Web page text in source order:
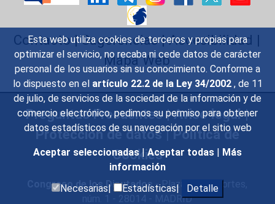
Esta web utiliza cookies de terceros y propias para
optimizar el servicio, no recaba ni cede datos de carácter
personal de los usuarios sin su conocimiento. Conforme a
lo dispuesto en el artículo 22.2 de la Ley 34/2002 , de 11
de julio, de servicios de la sociedad de la información y de
comercio electrónico, pedimos su permiso para obtener
datos estadísticos de su navegación por el sitio web
Aceptar seleccionadas | Aceptar todas | Más
información
Necesarias|
Estadísticas| Detalle
Contacto|Sugerencias|Accesibilidad |
Mapa Web
Preguntas Frecuentes|Aviso legal|
Protección de datos|Política de
Cookies
Congreso de los Diputados- Plaza de las Cortes,
núm. 1 - 28014 - MADRID